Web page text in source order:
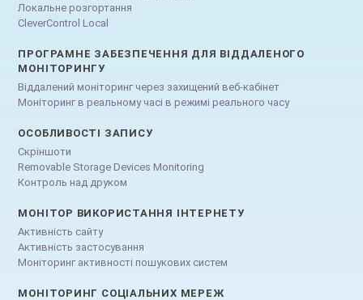
Локальне розгортання
CleverControl Local
ПРОГРАМНЕ ЗАБЕЗПЕЧЕННЯ ДЛЯ ВІДДАЛЕНОГО
МОНІТОРИНГУ
Віддалений моніторинг через захищений веб-кабінет
Моніторинг в реальному часі в режимі реального часу
ОСОБЛИВОСТІ ЗАПИСУ
Скріншоти
Removable Storage Devices Monitoring
Контроль над друком
МОНІТОР ВИКОРИСТАННЯ ІНТЕРНЕТУ
Активність сайту
Активність застосування
Моніторинг активності пошукових систем
МОНІТОРИНГ СОЦІАЛЬНИХ МЕРЕЖ